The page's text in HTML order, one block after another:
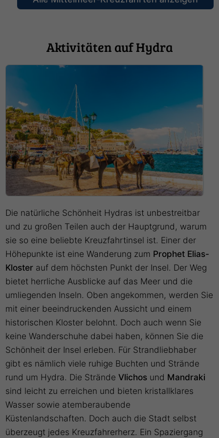
Aktivitäten auf Hydra
Die natürliche Schönheit Hydras ist unbestreitbar
und zu großen Teilen auch der Hauptgrund, warum
sie so eine beliebte Kreuzfahrtinsel ist. Einer der
Höhepunkte ist eine Wanderung zum Prophet Elias-
Kloster auf dem höchsten Punkt der Insel. Der Weg
bietet herrliche Ausblicke auf das Meer und die
umliegenden Inseln. Oben angekommen, werden Sie
mit einer beeindruckenden Aussicht und einem
historischen Kloster belohnt. Doch auch wenn Sie
keine Wanderschuhe dabei haben, können Sie die
Schönheit der Insel erleben. Für Strandliebhaber
gibt es nämlich viele ruhige Buchten und Strände
rund um Hydra. Die SträndeVlichos und Mandraki
sind leicht zu erreichen und bieten kristallklares
Wasser sowie atemberaubende
Küstenlandschaften. Doch auch die Stadt selbst
überzeugt jedes Kreuzfahrerherz. Ein Spaziergang